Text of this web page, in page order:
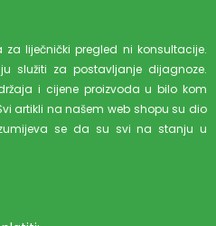
liječnički pregled ni konsultacije.
služiti za postavljanje dijagnoze.
i cijene proizvoda u bilo kom
artikli na našem web shopu su dio
se da su svi na stanju u